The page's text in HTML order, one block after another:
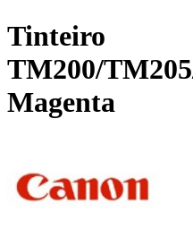
Tinteiro
TM200/
Magenta